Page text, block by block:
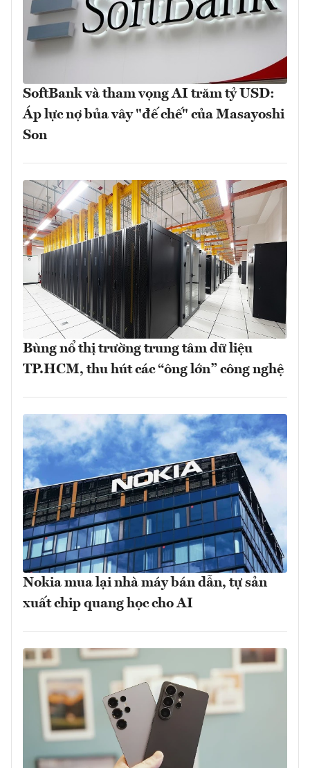
SoftBank và tham vọng AI trăm tỷ USD:
Áp lực nợ bủa vây "đế chế" của Masayoshi
Son
Bùng nổ thị trường trung tâm dữ liệu
TP.HCM, thu hút các “ông lớn” công nghệ
Nokia mua lại nhà máy bán dẫn, tự sản
xuất chip quang học cho AI